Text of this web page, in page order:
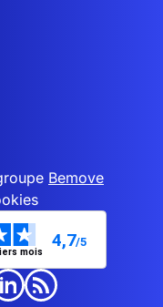
Bemove
mois
4,7/5